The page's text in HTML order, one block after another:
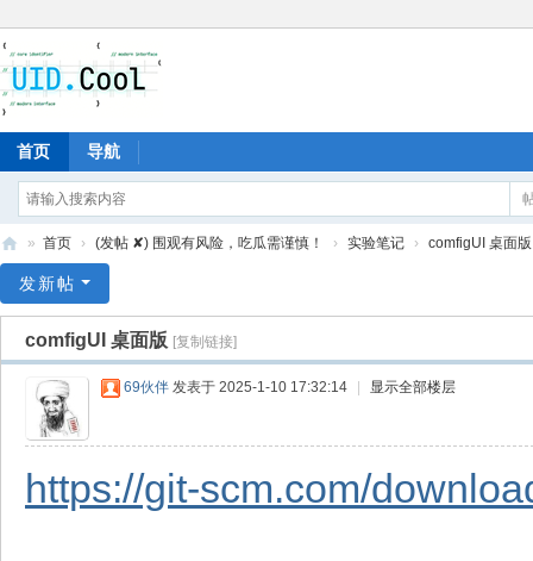
首页 导航
爱
» 首页 › (发帖 ✘) 围观有风险，吃瓜需谨慎！ › 实验笔记 › comfigUI 桌面版
发新帖
comfigUI 桌面版 [复制链接]
69伙伴 发表于 2025-1-10 17:32:14 显示全部楼层
https://git-scm.com/